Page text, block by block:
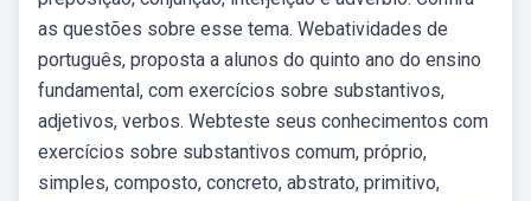
as questões sobre esse tema. Webatividades de
português, proposta a alunos do quinto ano do ensino
fundamental, com exercícios sobre substantivos,
adjetivos, verbos. Webteste seus conhecimentos com
exercícios sobre substantivos comum, próprio,
simples, composto, concreto, abstrato, primitivo,